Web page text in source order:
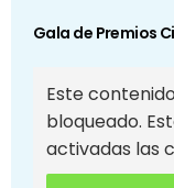
Gala de Premios
Este
bloqueado.
activadas las